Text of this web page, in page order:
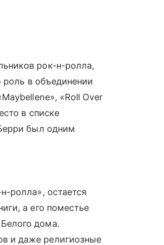
рок-н-ролла,
роль в объединении
«Roll Over
в списке
был одним
ролла», остается
а его поместье
дома.
и даже религиозные